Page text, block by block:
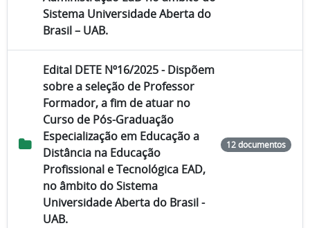
Sistema Universidade Aberta do
Brasil – UAB.
Edital DETE Nº16/2025 - Dispõem
sobre a seleção de Professor
Formador, a fim de atuar no
Curso de Pós-Graduação
Especialização em Educação a
Distância na Educação
Profissional e Tecnológica EAD,
no âmbito do Sistema
Universidade Aberta do Brasil -
UAB.
12 documentos